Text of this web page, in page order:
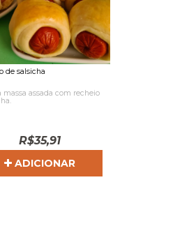
de salsicha
massa assada com recheio
R$35,91
ADICIONAR